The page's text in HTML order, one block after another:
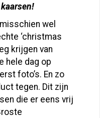
wel
‘christmas
krijgen van
hele dag op
foto’s. En zo
tegen. Dit zijn
die er eens vrij